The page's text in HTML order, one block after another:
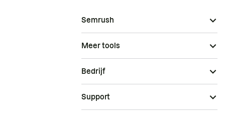
Semrush
Meer tools
Bedrijf
Support